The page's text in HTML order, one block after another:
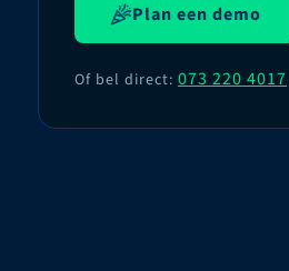
Plan een demo
Of bel direct: 073 220 4017